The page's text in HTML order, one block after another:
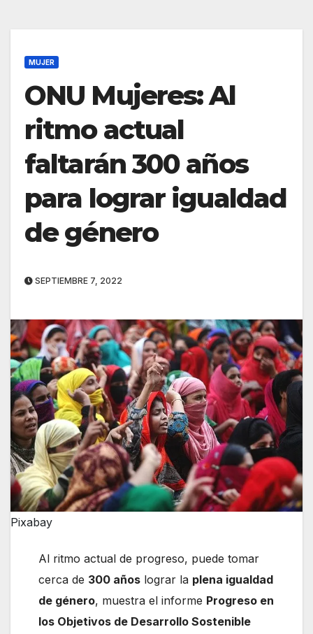
MUJER
ONU Mujeres: Al
ritmo actual
faltarán 300 años
para lograr igualdad
de género
SEPTIEMBRE 7, 2022
Pixabay
Al ritmo actual de progreso, puede tomar
cerca de 300 años lograr la plena igualdad
de género, muestra el informe Progreso en
los Objetivos de Desarrollo Sostenible